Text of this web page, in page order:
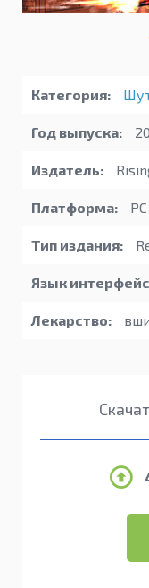
Категория:
Год выпуска:
Издатель:
Платформа: PC
Тип издания:
Язык
Лекарство: